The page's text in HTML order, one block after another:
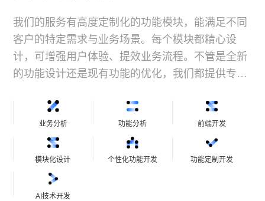
我们的服务有高度定制化的功能模块，能满足不同
客户的特定需求与业务场景。每个模块都精心设
计，可增强用户体验、提效业务流程。不管是全新
的功能设计还是现有功能的优化，我们都提供专业
业务分析 功能分析 前端开发
模块化设计 个性化功能开发 功能定制开发
AI技术开发